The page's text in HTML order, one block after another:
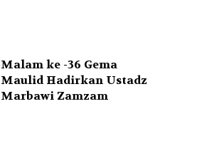
Malam ke -36 Gema
Maulid Hadirkan Ustadz
Marbawi Zamzam